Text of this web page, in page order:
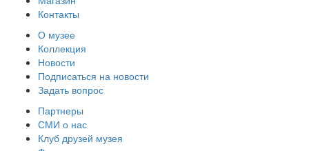
Контакты
О музее
Коллекция
Новости
Подписаться на новости
Задать вопрос
Партнеры
СМИ о нас
Клуб друзей музея